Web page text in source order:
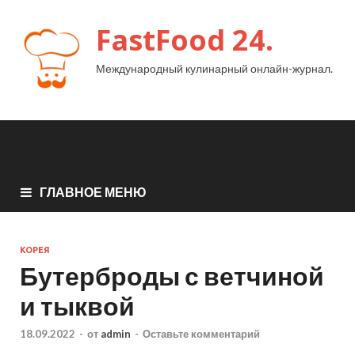
FastFood 24.
Международный кулинарный онлайн-журнал.
ГЛАВНОЕ МЕНЮ
КОРЕЯ
Бутерброды с ветчиной
и тыквой
18.09.2022 - от admin - Оставьте комментарий